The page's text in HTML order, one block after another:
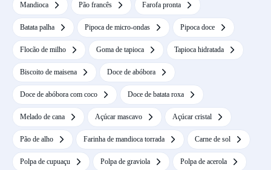
Mandioca Pão francês Farofa pronta
Batata palha Pipoca de micro-ondas Pipoca doce
Flocão de milho Goma de tapioca Tapioca hidratada
Biscoito de maisena Doce de abóbora
Doce de abóbora com coco Doce de batata roxa
Melado de cana Açúcar mascavo Açúcar cristal
Pão de alho Farinha de mandioca torrada Carne de sol
Polpa de cupuaçu Polpa de graviola Polpa de acerola